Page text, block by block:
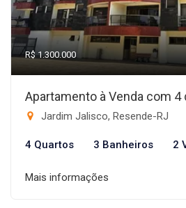
R$ 1.300.000
Apartamento à Venda com 4
Jardim Jalisco, Resende-RJ
4 Quartos 3 Banheiros 2
Mais informações